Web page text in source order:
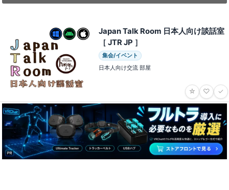
Japan Talk Room 日本人向け談話室
［ JTR JP ］
集会/イベント
日本人向け交流 部屋
☆ ♡ ✓